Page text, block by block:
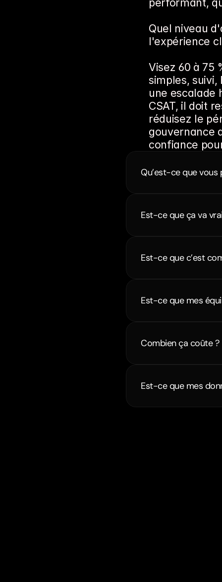
Quel niveau
l'expérience
Visez 60 à 75
simples, suivi,
une escalade
CSAT, il doit
réduisez le
gouvernance
confiance
Qu’est-ce que
Est-ce que ça va
Est-ce que c’est
Est-ce que mes
Combien ça coûte ?
Est-ce que mes